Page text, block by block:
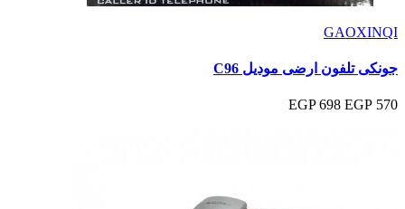
GAOXINQI
جونكى تلفون ارضى موديل C96
570 EGP
698 EGP